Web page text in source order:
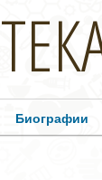
Биографии